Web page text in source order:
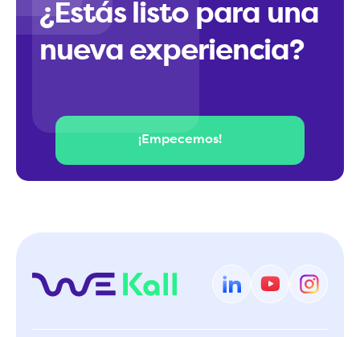
¿Estás listo para una
nueva experiencia?
¡Empecemos!